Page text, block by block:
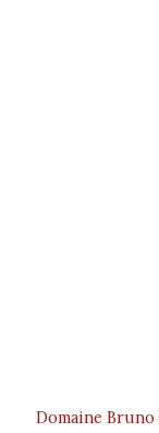
Domaine Bruno